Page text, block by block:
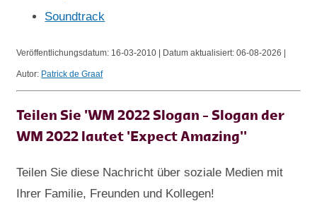
Soundtrack
Veröffentlichungsdatum: 16-03-2010 | Datum aktualisiert:06-08-2026 |
Autor: Patrick de Graaf
Teilen Sie 'WM 2022 Slogan - Slogan der
WM 2022 lautet 'Expect Amazing''
Teilen Sie diese Nachricht über soziale Medien mit
Ihrer Familie, Freunden und Kollegen!